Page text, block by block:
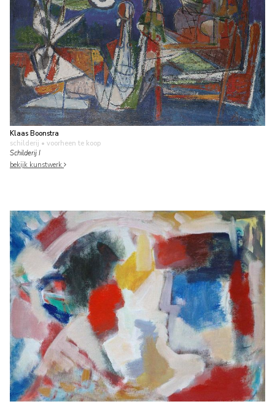
Klaas Boonstra
schilderij • voorheen te koop
Schilderij I
bekijk kunstwerk